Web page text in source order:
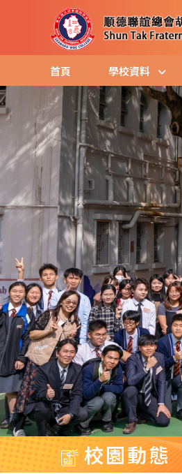
首頁 學校資料
校園動態